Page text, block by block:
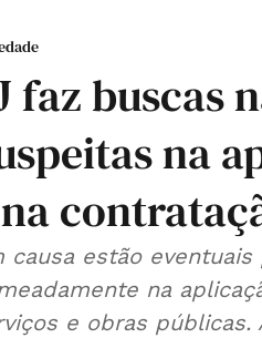
faz buscas
na
causa estão
na
e obras públicas.